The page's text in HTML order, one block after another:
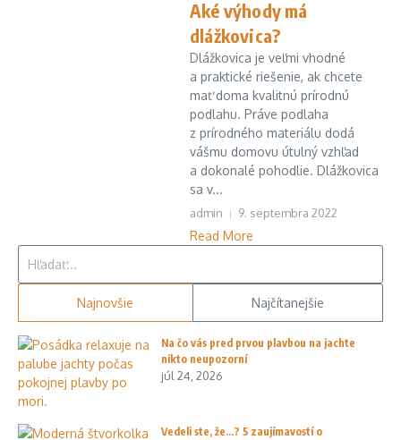
Aké výhody má
dlážkovica?
Dlážkovica je veľmi vhodné
a praktické riešenie, ak chcete
mať doma kvalitnú prírodnú
podlahu. Práve podlaha
z prírodného materiálu dodá
vášmu domovu útulný vzhľad
a dokonalé pohodlie. Dlážkovica
sa v...
admin 9. septembra 2022
Read More
Najnovšie Najčítanejšie
Na čo vás pred prvou plavbou na jachte
nikto neupozorní
júl 24, 2026
Vedeli ste, že…? 5 zaujímavostí o